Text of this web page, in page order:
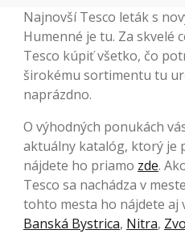
Najnovší Tesco leták s
Humenné je tu. Za skvelé
Tesco kúpiť všetko, čo
širokému sortimentu tu
naprázdno.
O výhodných ponukách
aktuálny katalóg, ktorý je
nájdete ho priamo zde.
Tesco sa nachádza v
tohto mesta ho nájdete aj
Banská Bystrica, Nitra,